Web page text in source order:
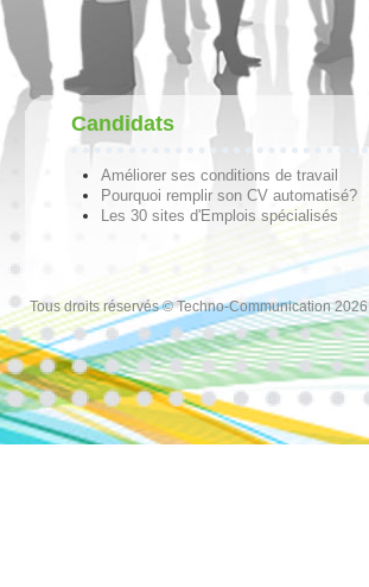
Candidats
Améliorer ses conditions de travail
Pourquoi remplir son CV automatisé?
Les 30 sites d'Emplois spécialisés
Tous droits réservés © Techno-Communication 2026